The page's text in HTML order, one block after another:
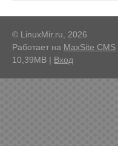
© LinuxMir.ru, 2026
Работает на MaxSite CMS
10,39MB | Вход